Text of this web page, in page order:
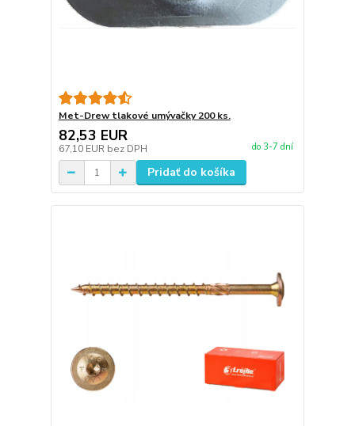
Met-Drew tlakové umývačky 200 ks.
82,53 EUR
67,10 EUR bez DPH do 3-7 dní
Pridať do košíka